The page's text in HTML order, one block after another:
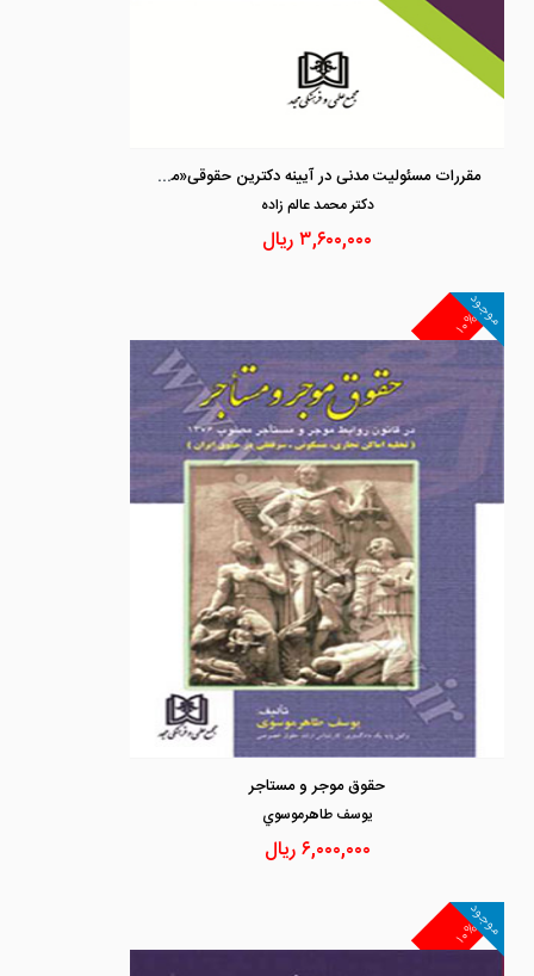
مقررات مسئولیت مدنی در آیینه دکترین حقوقی«مجموعه محشای مقررات مسئولیت مدنی»
دكتر محمد عالم زاده
۳,۶۰۰,۰۰۰ریال
۱۰%
موجود
حقوق موجر و مستاجر
يوسف طاهرموسوي
۶,۰۰۰,۰۰۰ریال
۱۰%
موجود